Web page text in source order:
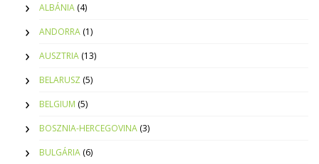
ALBÁNIA (4)
ANDORRA (1)
AUSZTRIA (13)
BELARUSZ (5)
BELGIUM (5)
BOSZNIA-HERCEGOVINA (3)
BULGÁRIA (6)